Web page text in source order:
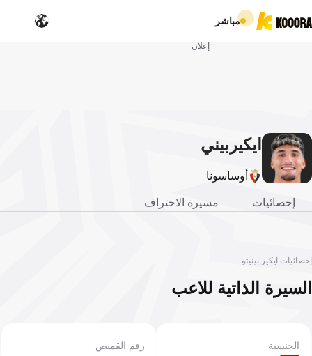
مباشر
إعلان
ايكير بيني
تو
أوساسونا
إحصائيات مسيرة الاحتراف
إحصائيات ايكير بينيتو
السيرة الذاتية للاعب
الجنسية رقم القميص